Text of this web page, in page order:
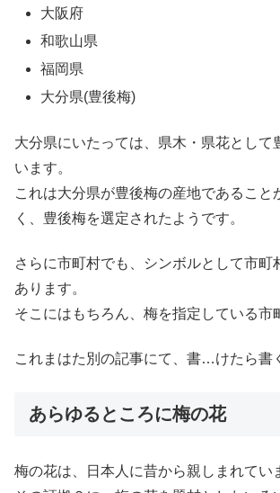
大阪府
和歌山県
福岡県
大分県(豊後梅)
大分県にいたっては、県木・県花として
います。
これは大分県が豊後梅の産地であること
く、豊後梅を選定されたようです。
さらに市町村でも、シンボルとして市町
あります。
そこにはもちろん、梅を指定している市
これまはた別の記事にて、書…けたら書
あらゆるところに梅の花
梅の花は、日本人に昔から親しまれてい